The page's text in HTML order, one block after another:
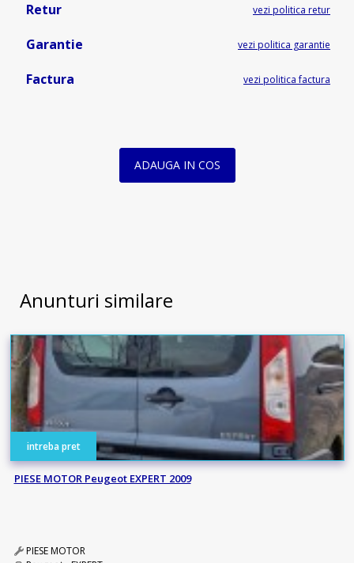
Retur vezi politica retur
Garantie vezi politica garantie
Factura vezi politica factura
ADAUGA IN COS
Anunturi similare
intreba pret
PIESE MOTOR Peugeot EXPERT 2009
PIESE MOTOR